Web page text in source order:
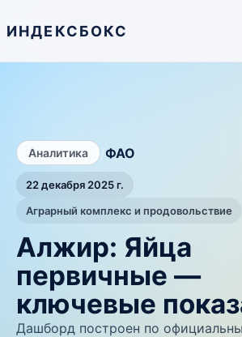
ИНДЕКСБОКС
Аналитика ФАО
22 декабря 2025 г.
Аграрный комплекс и продовольствие
Алжир: Яйца
первичные —
ключевые
Дашборд построен по